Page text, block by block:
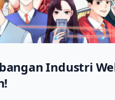
Industri